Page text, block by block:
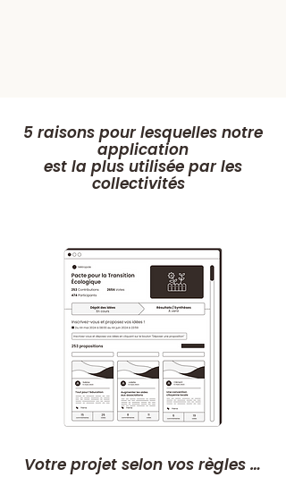
5 raisons pour lesquelles notre
application
est la plus utilisée par les
collectivités
Votre projet selon vos règles …